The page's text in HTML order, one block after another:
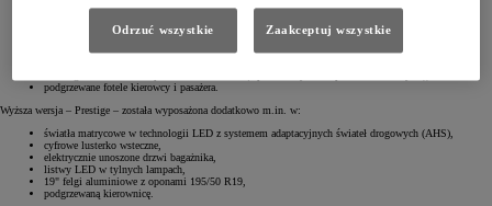
system multimedialny Toyota Smart Connect® z kolorowym ekranem dotykowym (12,3"),
inteligentny asystent głosowy,
nawigację Connected z dodatkowym trybem offline i 4-letnią darmową transmisją danych,
podgrzewane fotele kierowcy i pasażera.
Wyższa wersja – Prestige – została wyposażona dodatkowo m.in. w:
światła matrycowe w technologii LED z systemem adaptacyjnych świateł drogowych (AHS),
cyfrowe lusterko wsteczne,
elektrycznie unoszone drzwi bagażnika,
listwy LED w tylnych lampach,
19" felgi aluminiowe z oponami 195/50 R19,
podgrzewaną kierownicę.
Odrzuć wszystkie Zaakceptuj wszystkie